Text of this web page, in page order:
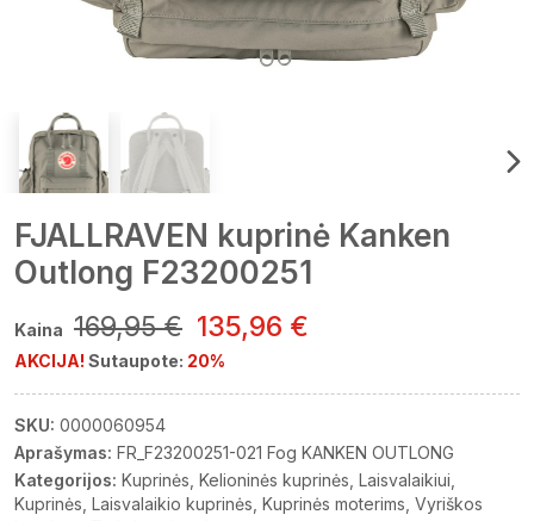
FJALLRAVEN kuprinė Kanken
Outlong F23200251
Kaina 169,95 € 135,96 €
AKCIJA! Sutaupote: 20%
SKU: 0000060954
Aprašymas: FR_F23200251-021 Fog KANKEN OUTLONG
Kategorijos: Kuprinės Kelioninės kuprinės Laisvalaikiui
Kuprinės Laisvalaikio kuprinės Kuprinės moterims Vyriškos